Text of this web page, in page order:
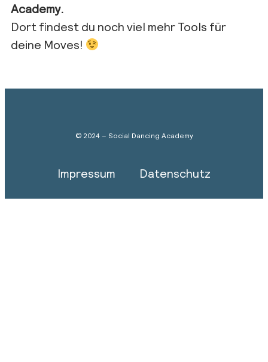
Academy.
Dort findest du noch viel mehr Tools für
deine Moves!
© 2024 – Social Dancing Academy
Impressum Datenschutz